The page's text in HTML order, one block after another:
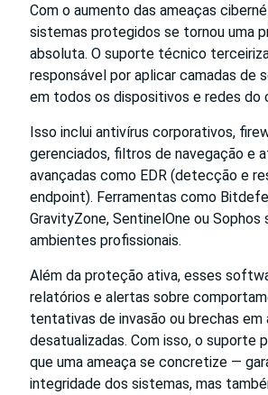
Com o aumento das ameaças
sistemas protegidos se tornou uma
absoluta. O suporte técnico
responsável por aplicar camadas de
em todos os dispositivos e redes do
Isso inclui antivírus corporativos,
gerenciados, filtros de navegação e
avançadas como EDR (detecção e
endpoint). Ferramentas como
GravityZone, SentinelOne ou Sophos
ambientes profissionais.
Além da proteção ativa, esses
relatórios e alertas sobre
tentativas de invasão ou brechas em
desatualizadas. Com isso, o suporte
que uma ameaça se concretize —
integridade dos sistemas, mas